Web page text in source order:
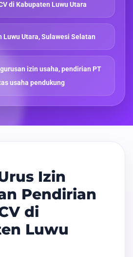
di Kabupaten Luwu Utara
Luwu Utara, Sulawesi Selatan
izin usaha, pendirian PT
usaha pendukung
Izin
Pendirian
di
Luwu